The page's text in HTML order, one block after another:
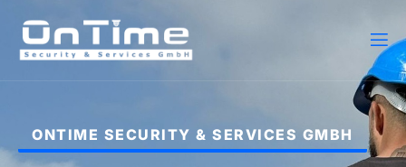
ONTIME SECURITY & SERVICES GMBH